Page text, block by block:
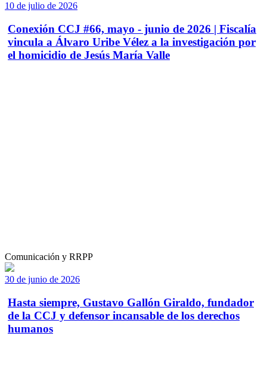
10 de julio de 2026
Conexión CCJ #66, mayo - junio de 2026 | Fiscalía
vincula a Álvaro Uribe Vélez a la investigación por
el homicidio de Jesús María Valle
Comunicación y RRPP
30 de junio de 2026
Hasta siempre, Gustavo Gallón Giraldo, fundador
de la CCJ y defensor incansable de los derechos
humanos